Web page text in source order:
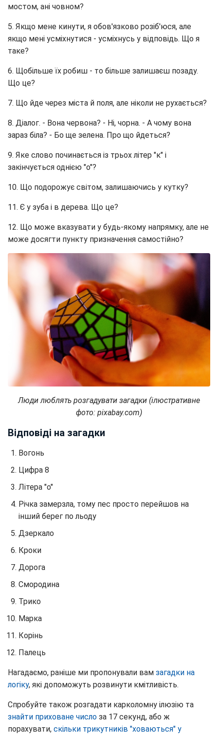
мостом, ані човном?
5. Якщо мене кинути, я обов'язково розіб'юся, але
якщо мені усміхнутися - усміхнусь у відповідь. Що я
таке?
6. Щобільше їх робиш - то більше залишаєш позаду.
Що це?
7. Що йде через міста й поля, але ніколи не рухається?
8. Діалог. - Вона червона? - Ні, чорна. - А чому вона
зараз біла? - Бо ще зелена. Про що йдеться?
9. Яке слово починається із трьох літер "к" і
закінчується однією "о"?
10. Що подорожує світом, залишаючись у кутку?
11. Є у зуба і в дерева. Що це?
12. Що може вказувати у будь-якому напрямку, але не
може досягти пункту призначення самостійно?
Люди люблять розгадувати загадки (ілюстративне
фото: pixabay.com)
Відповіді на загадки
Вогонь
Цифра 8
Літера "о"
Річка замерзла, тому пес просто перейшов на
інший берег по льоду
Дзеркало
Кроки
Дорога
Смородина
Трико
Марка
Корінь
Палець
Нагадаємо, раніше ми пропонували вам загадки на
логіку, які допоможуть розвинути кмітливість.
Спробуйте також розгадати карколомну ілюзію та
знайти приховане число за 17 секунд, або ж
порахувати, скільки трикутників "ховаються" у